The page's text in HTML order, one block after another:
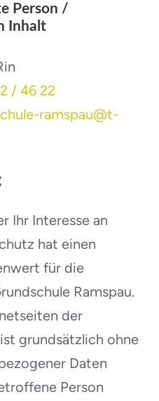
Person /
Inhalt
/ 46 22
ramspau@t-
Ihr Interesse an
hat einen
für die
Ramspau.
der
grundsätzlich ohne
Daten
Person